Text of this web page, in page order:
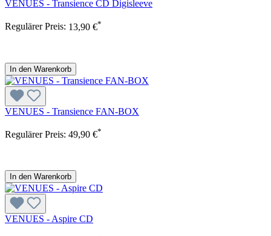
VENUES - Transience CD Digisleeve
Regulärer Preis: 13,90 €*
In den Warenkorb
VENUES - Transience FAN-BOX
Regulärer Preis: 49,90 €*
In den Warenkorb
VENUES - Aspire CD